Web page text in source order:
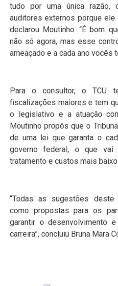
tudo por uma única razão,
auditores externos porque
declarou Moutinho. “É bom
não só agora, mas esse
ameaçado e a cada ano vocês
Para o consultor, o TCU
fiscalizações maiores e tem
o legislativo e a atuação
Moutinho propôs que o
de uma lei que garanta o
governo federal, o que vai
tratamento e custos mais
“Todas as sugestões deste
como propostas para os
garantir o desenvolvimento
carreira”, concluiu Bruna Mara